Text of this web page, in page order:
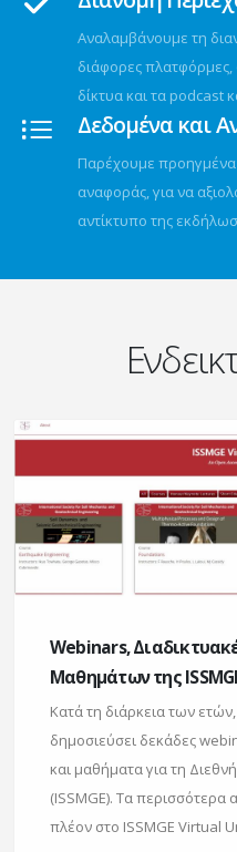
Αναλαμβάνουμε τη
διάφορες
δίκτυα και τα podcast
Δεδομένα και
Παρέχουμε
αναφοράς, για να
αντίκτυπο της
Webinars,
Μαθημάτων της
Κατά τη διάρκεια των
δημοσιεύσει δεκάδες
και μαθήματα για τη
(ISSMGE). Τα
πλέον στο ISSMGE Virtual